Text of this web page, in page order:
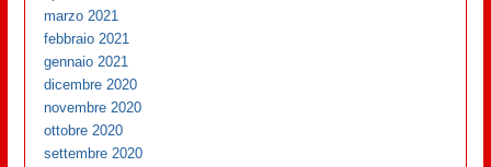
marzo 2021
febbraio 2021
gennaio 2021
dicembre 2020
novembre 2020
ottobre 2020
settembre 2020